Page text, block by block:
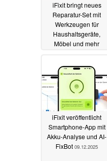
iFixit bringt neues
Reparatur-Set mit
Werkzeugen für
Haushaltsgeräte,
Möbel und mehr
iFixit veröffentlicht
Smartphone-App mit
Akku-Analyse und AI-
FixBot 09.12.2025